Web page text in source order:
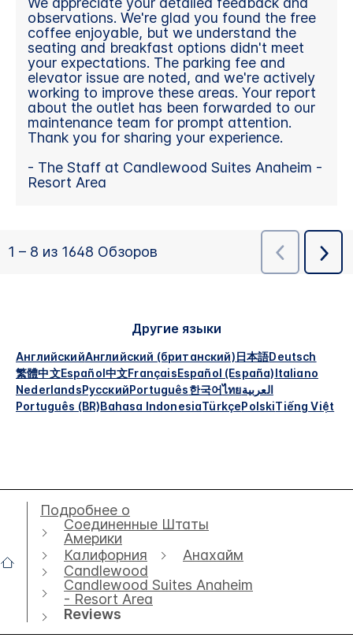
Другие языки
АнглийскийАнглийский (британский)日本語Deutsch
繁體中文Español中文FrançaisEspañol (España)Italiano
NederlandsРусскийPortuguês한국어ไทยالعربية
Português (BR)Bahasa IndonesiaTürkçePolskiTiếng Việt
Подробнее о
Соединенные Штаты
Америки
Калифорния
Анахайм
Candlewood
Candlewood Suites Anaheim
- Resort Area
Reviews